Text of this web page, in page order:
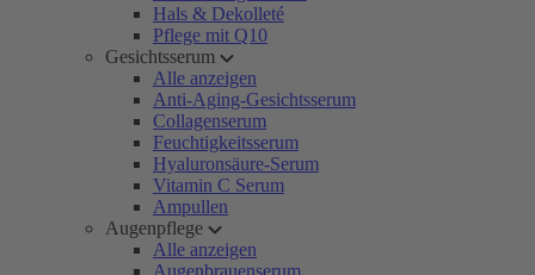
Hals & Dekolleté
Pflege mit Q10
Gesichtsserum
Alle anzeigen
Anti-Aging-Gesichtsserum
Collagenserum
Feuchtigkeitsserum
Hyaluronsäure-Serum
Vitamin C Serum
Ampullen
Augenpflege
Alle anzeigen
Augenbrauenserum